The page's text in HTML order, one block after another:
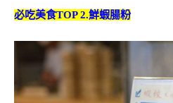
必吃美食TOP 2.鮮蝦腸粉